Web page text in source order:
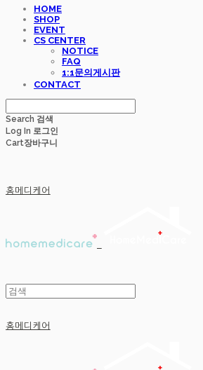
HOME
SHOP
EVENT
CS CENTER
NOTICE
FAQ
1:1문의게시판
CONTACT
Search 검색
Log In 로그인
Cart장바구니
홈메디케어
홈메디케어